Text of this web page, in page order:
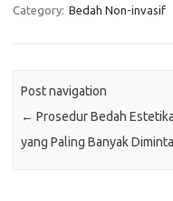
Category: Bedah Non-invasif
Post navigation
← Prosedur Bedah Estetika
yang Paling Banyak Diminta